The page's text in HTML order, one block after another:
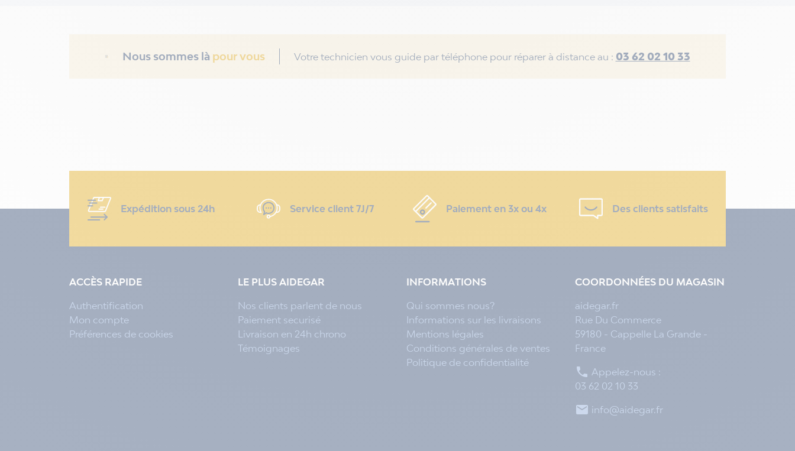
Nous sommes là pour vous Votre technicien vous guide par téléphone pour réparer à distance au : 03 62 02 10 33
Expédition sous 24h Service client 7J/7 Paiement en 3x ou 4x Des clients satisfaits
ACCÈS RAPIDE
Authentification
Mon compte
Préférences de cookies
LE PLUS AIDEGAR
Nos clients parlent de nous
Paiement securisé
Livraison en 24h chrono
Témoignages
INFORMATIONS
Qui sommes nous?
Informations sur les livraisons
Mentions légales
Conditions générales de ventes
Politique de confidentialité
COORDONNÉES DU MAGASIN
aidegar.fr
Rue Du Commerce
59180 - Cappelle La Grande -
France
 Appelez-nous :
03 62 02 10 33
 info@aidegar.fr